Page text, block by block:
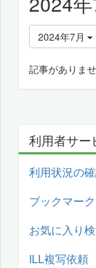
2024年7月
記事がありませ
利用者サー
利用状況の
ブックマーク
お気に入り
ILL複写依頼